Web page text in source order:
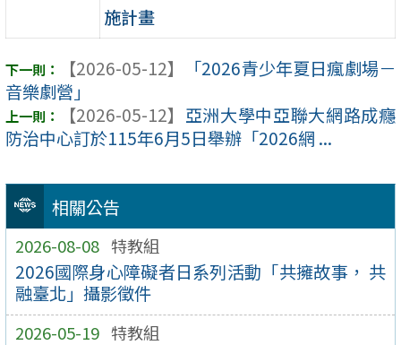
相關公告
2026-08-08 特教組
2026國際身心障礙者日系列活動「共擁故事， 共
融臺北」攝影徵件
2026-05-19 特教組
施計畫
【2026-05-12】
「2026青少年夏日瘋劇場－
音樂劇營」
【2026-05-12】 亞洲大學中亞聯大網路成癮
防治中心訂於115年6月5日舉辦「2026網 ...